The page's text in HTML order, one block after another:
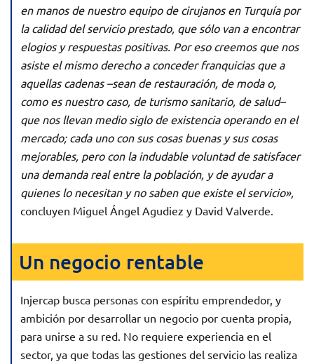
en manos de nuestro equipo de cirujanos en Turquía por
la calidad del servicio prestado, que sólo van a encontrar
elogios y respuestas positivas. Por eso creemos que nos
asiste el mismo derecho a conceder franquicias que a
aquellas cadenas –sean de restauración, de moda o,
como es nuestro caso, de turismo sanitario, de salud–
que nos llevan medio siglo de existencia operando en el
mercado; cada uno con sus cosas buenas y sus cosas
mejorables, pero con la indudable voluntad de satisfacer
una demanda real entre la población, y de ayudar a
quienes lo necesitan y no saben que existe el servicio»,
concluyen Miguel Ángel Agudiez y David Valverde.
Un negocio rentable
Injercap busca personas con espíritu emprendedor, y
ambición por desarrollar un negocio por cuenta propia,
para unirse a su red. No requiere experiencia en el
sector, ya que todas las gestiones del servicio las realiza